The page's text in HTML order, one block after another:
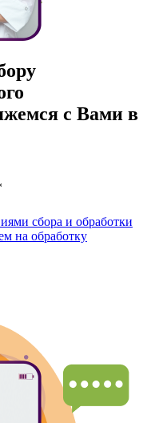
с Вами в
сбора и обработки
на обработку